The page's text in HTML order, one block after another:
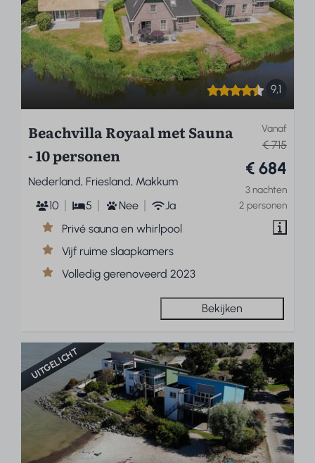
9,1
Vanaf
€ 715
€ 684
3 nachten
2 personen
Beachvilla Royaal met Sauna
- 10 personen
Nederland, Friesland, Makkum
10
5 Nee
Ja
Privé sauna en whirlpool
Vijf ruime slaapkamers
Volledig gerenoveerd 2023
Bekijken
UITGELICHT